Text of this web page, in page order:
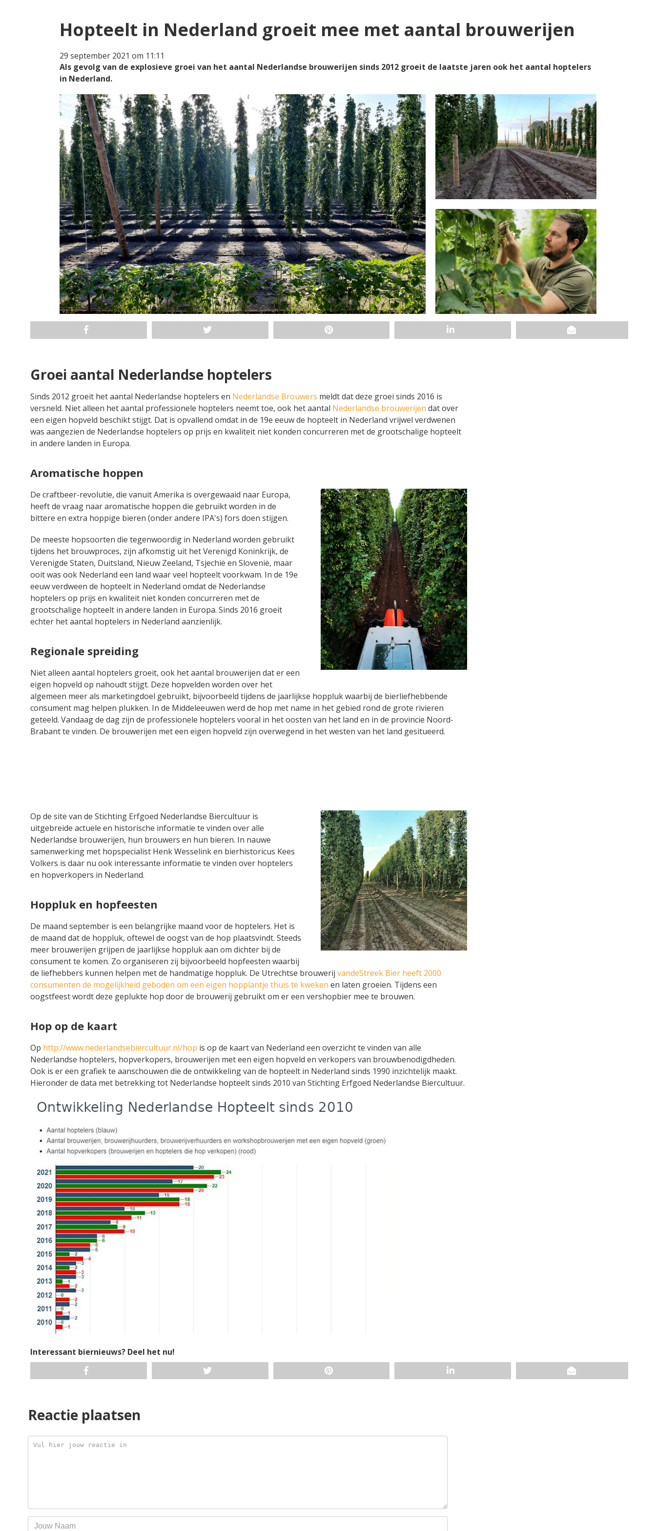
Hopteelt in Nederland groeit mee met aantal brouwerijen
29 september 2021 om 11:11
Als gevolg van de explosieve groei van het aantal Nederlandse brouwerijen sinds 2012 groeit de laatste jaren ook het aantal hoptelers
in Nederland.
Groei aantal Nederlandse hoptelers
Sinds 2012 groeit het aantal Nederlandse hoptelers en Nederlandse Brouwers meldt dat deze groei sinds 2016 is
versneld. Niet alleen het aantal professionele hoptelers neemt toe, ook het aantal Nederlandse brouwerijen dat over
een eigen hopveld beschikt stijgt. Dat is opvallend omdat in de 19e eeuw de hopteelt in Nederland vrijwel verdwenen
was aangezien de Nederlandse hoptelers op prijs en kwaliteit niet konden concurreren met de grootschalige hopteelt
in andere landen in Europa.
Aromatische hoppen
De craftbeer-revolutie, die vanuit Amerika is overgewaaid naar Europa,
heeft de vraag naar aromatische hoppen die gebruikt worden in de
bittere en extra hoppige bieren (onder andere IPA's) fors doen stijgen.
De meeste hopsoorten die tegenwoordig in Nederland worden gebruikt
tijdens het brouwproces, zijn afkomstig uit het Verenigd Koninkrijk, de
Verenigde Staten, Duitsland, Nieuw Zeeland, Tsjechië en Slovenië, maar
ooit was ook Nederland een land waar veel hopteelt voorkwam. In de 19e
eeuw verdween de hopteelt in Nederland omdat de Nederlandse
hoptelers op prijs en kwaliteit niet konden concurreren met de
grootschalige hopteelt in andere landen in Europa. Sinds 2016 groeit
echter het aantal hoptelers in Nederland aanzienlijk.
Regionale spreiding
Niet alleen aantal hoptelers groeit, ook het aantal brouwerijen dat er een
eigen hopveld op nahoudt stijgt. Deze hopvelden worden over het
algemeen meer als marketingdoel gebruikt, bijvoorbeeld tijdens de jaarlijkse hoppluk waarbij de bierliefhebbende
consument mag helpen plukken. In de Middeleeuwen werd de hop met name in het gebied rond de grote rivieren
geteeld. Vandaag de dag zijn de professionele hoptelers vooral in het oosten van het land en in de provincie Noord-
Brabant te vinden. De brouwerijen met een eigen hopveld zijn overwegend in het westen van het land gesitueerd.
Op de site van de Stichting Erfgoed Nederlandse Biercultuur is
uitgebreide actuele en historische informatie te vinden over alle
Nederlandse brouwerijen, hun brouwers en hun bieren. In nauwe
samenwerking met hopspecialist Henk Wesselink en bierhistoricus Kees
Volkers is daar nu ook interessante informatie te vinden over hoptelers
en hopverkopers in Nederland.
Hoppluk en hopfeesten
De maand september is een belangrijke maand voor de hoptelers. Het is
de maand dat de hoppluk, oftewel de oogst van de hop plaatsvindt. Steeds
meer brouwerijen grijpen de jaarlijkse hoppluk aan om dichter bij de
consument te komen. Zo organiseren zij bijvoorbeeld hopfeesten waarbij
de liefhebbers kunnen helpen met de handmatige hoppluk. De Utrechtse brouwerij vandeStreek Bier heeft 2000
consumenten de mogelijkheid geboden om een eigen hopplantje thuis te kweken en laten groeien. Tijdens een
oogstfeest wordt deze geplukte hop door de brouwerij gebruikt om er een vershopbier mee te brouwen.
Hop op de kaart
Op http://www.nederlandsebiercultuur.nl/hop is op de kaart van Nederland een overzicht te vinden van alle
Nederlandse hoptelers, hopverkopers, brouwerijen met een eigen hopveld en verkopers van brouwbenodigdheden.
Ook is er een grafiek te aanschouwen die de ontwikkeling van de hopteelt in Nederland sinds 1990 inzichtelijk maakt.
Hieronder de data met betrekking tot Nederlandse hopteelt sinds 2010 van Stichting Erfgoed Nederlandse Biercultuur.
Interessant biernieuws? Deel het nu!
Reactie plaatsen